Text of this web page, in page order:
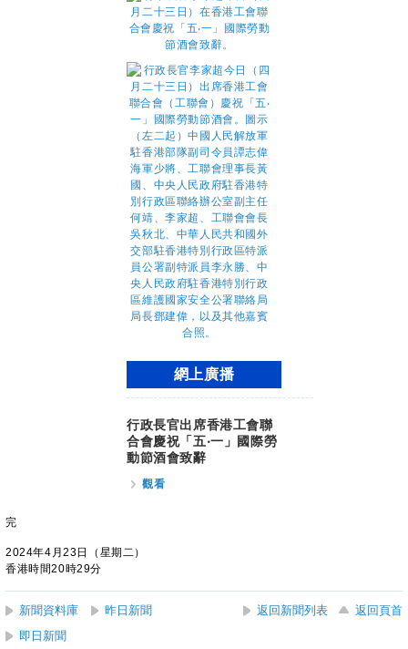
網上廣播
​行政長官出席香港工會聯
合會慶祝「五‧一」國際勞
動節酒會致辭
觀看
完
2024年4月23日（星期二）
香港時間20時29分
新聞資料庫 昨日新聞 返回新聞列表
返回頁首
即日新聞